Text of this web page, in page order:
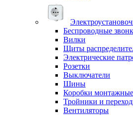
Беспроводные
Вилки
Щиты
Электрические
Розетки
Выключатели
Шины
Коробки
Тройники и
Вентиляторы